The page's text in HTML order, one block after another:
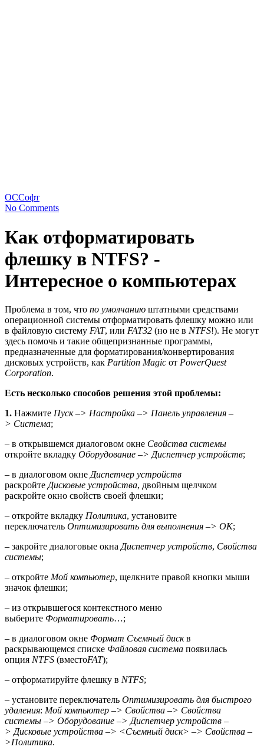
ОССофт
No Comments
Как отформатировать
флешку в NTFS? -
Интересное о компьютерах
Проблема в том, что по умолчанию штатными средствами
операционной системы отформатировать флешку можно или
в файловую систему FAT, или FAT32 (но не в NTFS!). Не могут
здесь помочь и такие общепризнанные программы,
предназначенные для форматирования/конвертирования
дисковых устройств, как Partition Magic от PowerQuest
Corporation.
Есть несколько способов решения этой проблемы:
1. Нажмите Пуск –> Настройка –> Панель управления –
> Система;
– в открывшемся диалоговом окне Свойства системы
откройте вкладку Оборудование –> Диспетчер устройств;
– в диалоговом окне Диспетчер устройств
раскройте Дисковые устройства, двойным щелчком
раскройте окно свойств своей флешки;
– откройте вкладку Политика, установите
переключатель Оптимизировать для выполнения –> OK;
– закройте диалоговые окна Диспетчер устройств, Свойства
системы;
– откройте Мой компьютер, щелкните правой кнопки мыши
значок флешки;
– из открывшегося контекстного меню
выберите Форматировать…;
– в диалоговом окне Формат Съемный дискв
раскрывающемся списке Файловая система появилась
опция NTFS (вместоFAT);
– отформатируйте флешку в NTFS;
– установите переключатель Оптимизировать для быстрого
удаления: Мой компьютер –> Свойства –> Свойства
системы –> Оборудование –> Диспетчер устройств –
> Дисковые устройства –> <Съемный диск> –> Свойства –
>Политика.